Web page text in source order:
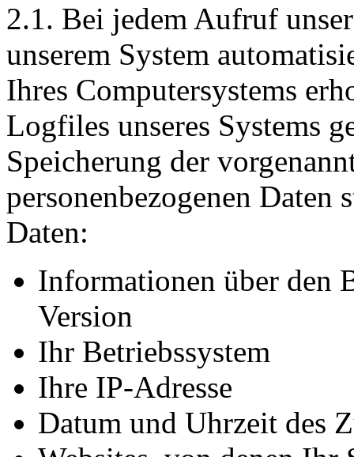
2.1. Bei jedem Aufruf
unserem System
Ihres Computersystems
Logfiles unseres Systems
Speicherung der
personenbezogenen Daten
Daten:
Informationen über den
Version
Ihr Betriebssystem
Ihre IP-Adresse
Datum und Uhrzeit des